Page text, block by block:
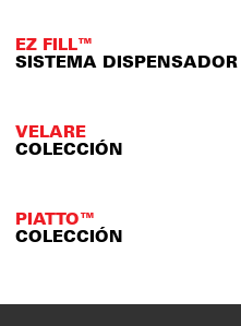
EZ FILL™
SISTEMA
VELARE
COLECCIÓN
PIATTO™
COLECCIÓN